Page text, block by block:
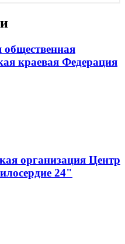
общественная
краевая Федерация
организация Центр
24"